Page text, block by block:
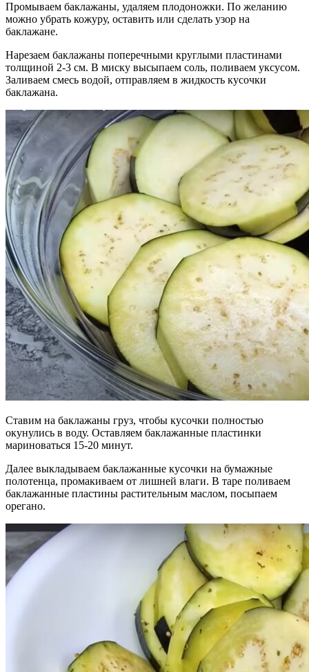
Промываем баклажаны, удаляем плодоножки. По желанию
можно убрать кожуру, оставить или сделать узор на
баклажане.
Нарезаем баклажаны поперечными круглыми пластинами
толщиной 2-3 см. В миску высыпаем соль, поливаем уксусом.
Заливаем смесь водой, отправляем в жидкость кусочки
баклажана.
Ставим на баклажаны груз, чтобы кусочки полностью
окунулись в воду. Оставляем баклажанные пластинки
мариноваться 15-20 минут.
Далее выкладываем баклажанные кусочки на бумажные
полотенца, промакиваем от лишней влаги. В таре поливаем
баклажанные пластины растительным маслом, посыпаем
орегано.